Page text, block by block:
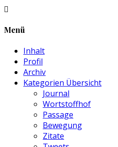
Menü
Inhalt
Profil
Archiv
Kategorien Übersicht
Journal
Wortstoffhof
Passage
Bewegung
Zitate